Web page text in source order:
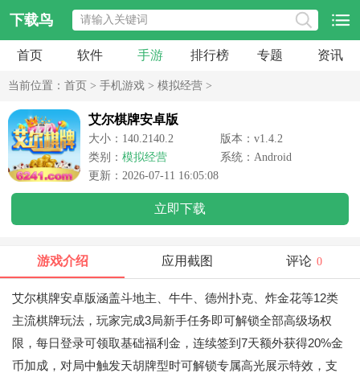
下载鸟
首页 软件 手游 排行榜 专题 资讯
当前位置： 首页 > 手机游戏 > 模拟经营 >
艾尔棋牌安卓版
大小：140.2140.2
版本：v1.4.2
类别： 模拟经营
系统：Android
更新：2026-07-11 16:05:08
立即下载
游戏介绍 应用截图 评论 0
艾尔棋牌安卓版涵盖斗地主、牛牛、德州扑克、炸金花等12类
主流棋牌玩法，玩家完成3局新手任务即可解锁全部高级场权
限，每日登录可领取基础福利金，连续签到7天额外获得20%金
币加成，对局中触发天胡牌型时可解锁专属高光展示特效，支